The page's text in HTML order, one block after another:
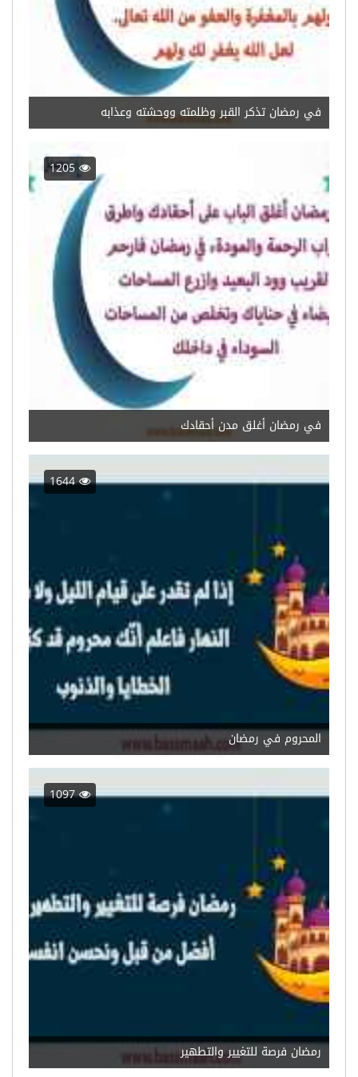
في رمضان تذكر القبر وظلمته ووحشته وعذابه
1205
في رمضان أغلق مدن أحقادك
1644
المحروم في رمضان
1097
رمضان فرصة للتغيير والتطهير